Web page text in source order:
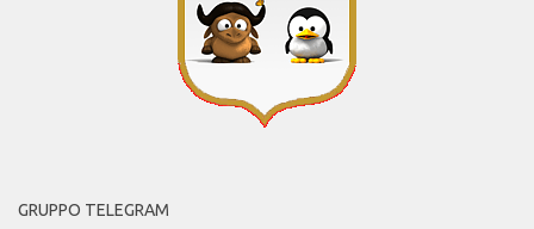
GRUPPO TELEGRAM